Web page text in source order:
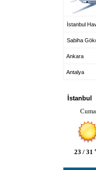
İstanbul
Sabiha
Ankara
Antalya
İstanbul
Cuma
23 / 31